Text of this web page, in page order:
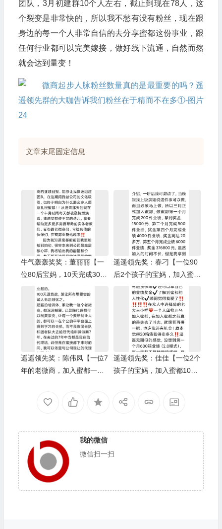
团队，3月初建群10个人左右，截止到现在78人，这
个裂变是非常快的，所以我不愁有没有粉丝，现在跟
身边的每一个人非常自信的去分享蜜都这份事业，跟
任何行业都可以完美嫁接，做好线下流通，自然而然
就会达到量变！
文章末尾固定信息
牛气轰轰奖奖：董丽丽【一
位80后宝妈，10天完成3000
箱业绩】/树人奖：小啄
遥遥领先奖：春刁【一位90
后2个孩子的宝妈，加入蜜都
5个月完成6000箱业绩】/上
级伯乐奖：Yuki
遥遥领先奖：陈伟凤【一位7
年的老微商，加入蜜都一个
遥遥领先奖：佳佳【一位2个
孩子的宝妈，加入蜜都10个
我的微信
微信扫一扫